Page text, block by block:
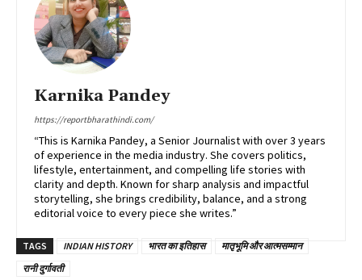
Karnika Pandey
https://reportbharathindi.com/
“This is Karnika Pandey, a Senior Journalist with over 3 years
of experience in the media industry. She covers politics,
lifestyle, entertainment, and compelling life stories with
clarity and depth. Known for sharp analysis and impactful
storytelling, she brings credibility, balance, and a strong
editorial voice to every piece she writes.”
TAGS INDIAN HISTORY भारत का इतिहास
मातृभूमि और आत्मसम्मान
रानी दुर्गावती